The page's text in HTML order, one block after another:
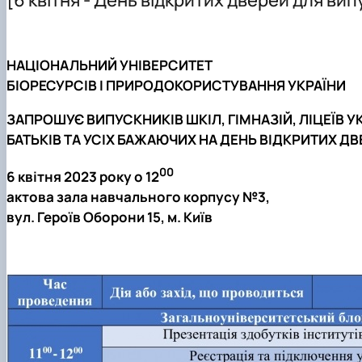
Офіційні Документи
Практична підготовка
Академічна доброчесність
ОНС "Доктор філософі" (PhD) ОНП "Економіка
Науковий гурток "Соціальний пульс"
НАЦІОНАЛЬНИЙ УНІВЕРСИТЕТ
БІОРЕСУРСІВ І ПРИРОДОКОРИСТУВАННЯ УКРАЇНИ
ЗАПРОШУЄ ВИПУСКНИКІВ ШКІЛ, ГІМНАЗІЙ, ЛІЦЕЇВ
БАТЬКІВ ТА УСІХ БАЖАЮЧИХ НА ДЕНЬ ВІДКРИТИХ
6 квітня 2023 року о 1200
актова зала навчального корпусу №3,
вул. Героїв Оборони 15, м. Київ